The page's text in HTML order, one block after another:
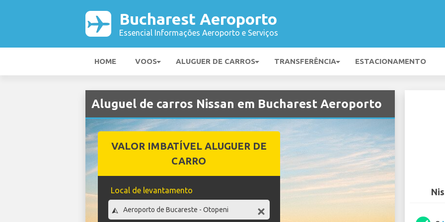
Bucharest Aeroporto
Essencial Informações Aeroporto e Serviços
HOME VOOS ALUGUER DE CARROS TRANSFERÊNCIA ESTACIONAMENTO
Aluguel de carros Nissan em Bucharest Aeroporto
VALOR IMBATÍVEL ALUGUER DE
CARRO
Local de levantamento